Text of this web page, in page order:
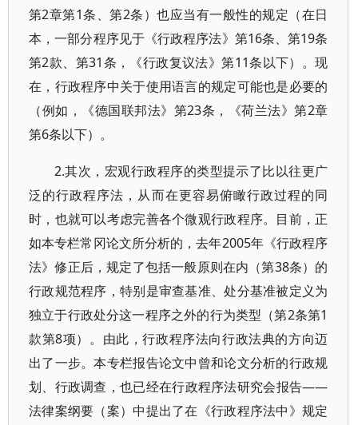
第2章第1条、第2条）也应当有一般性的规定（在日
本，一部分程序见于《行政程序法》第16条、第19条
第2款、第31条，《行政复议法》第11条以下）。现
在，行政程序中关于使用语言的规定可能也是必要的
（例如，《德国联邦法》第23条，《荷兰法》第2章
第6条以下）。
2.其次，宏观行政程序的类型提示了比以往更广
泛的行政程序法，从而在更容易俯瞰行政过程的同
时，也就可以考虑完善各个微观行政程序。目前，正
如本专栏常冈论文所分析的，去年2005年《行政程序
法》修正后，规定了包括一般原则在内（第38条）的
行政规范程序，特别是审查基准、处分基准被定义为
独立于行政处分这一程序之外的行为类型（第2条第1
款第8项）。由此，行政程序法向行政法典的方向迈
出了一步。本专栏报告论文中曾和论文分析的行政规
划、行政调查，也已经在行政程序法研究会报告——
法律案纲要（案）中提出了在《行政程序法中》规定